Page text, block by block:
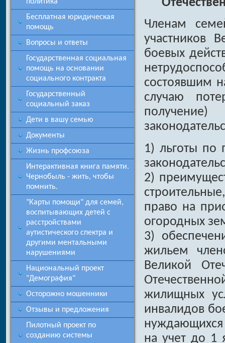
Бесплатная юридическая
помощь
Вопросы и ответы
Государственная социальная
помощь на основании
социального контракта
Государственный
социальный заказ
Дети в вашу семью
Документы
Жизнь профсоюза
Интерактивная книга памяти.
Чернобыль - жить, чтобы
помнить.
"Карты помощи" для семей,
воспитывающих детей с
расстройствами
аутистического спектра и
другими ментальными
нарушениями
Национальный проект
"Демография"
Осторожно мошенники
Отзывы и предложения
Пилотный проект по
созданию системы
Членам
участников
боевых
состоявшим
случаю
1) льготы по
2)
право на
огородных
3)
жильем
Великой
жилищных
инвалидов
на учет до 1